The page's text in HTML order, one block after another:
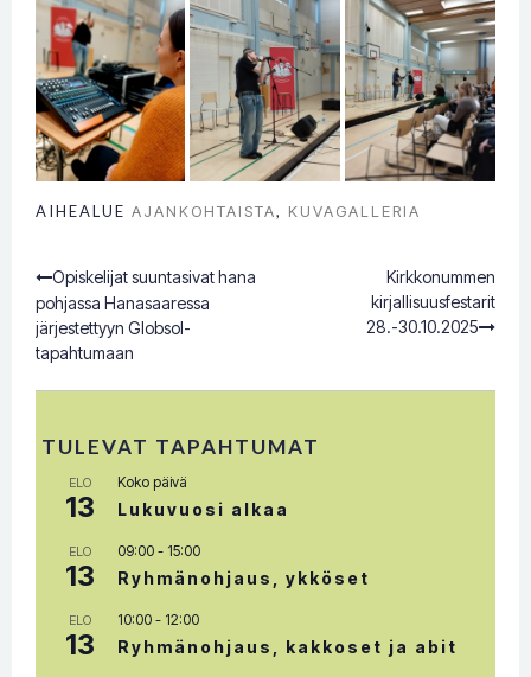
AIHEALUE AJANKOHTAISTA, KUVAGALLERIA
Post
navigation
Kirkkonummen
kirjallisuusfestarit
28.-30.10.2025
Opiskelijat suuntasivat hana
pohjassa Hanasaaressa
järjestettyyn Globsol-
tapahtumaan
TULEVAT TAPAHTUMAT
ELO
13
Koko päivä
Lukuvuosi alkaa
ELO
13
09:00 - 15:00
Ryhmänohjaus, ykköset
ELO
13
10:00 - 12:00
Ryhmänohjaus, kakkoset ja abit